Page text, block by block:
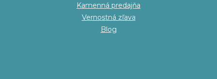
Kamenná predajňa
Vernostná zľava
Blog